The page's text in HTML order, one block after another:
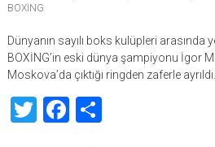
BOXİNG
Dünyanın sayılı boks kulüpleri arasında
BOXİNG’in eski dünya şampiyonu İgor
Moskova’da çıktığı ringden zaferle ayrıldı.
TwitterFacebook
Share